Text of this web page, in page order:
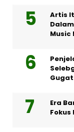
Artis
Music
Gugat
Era